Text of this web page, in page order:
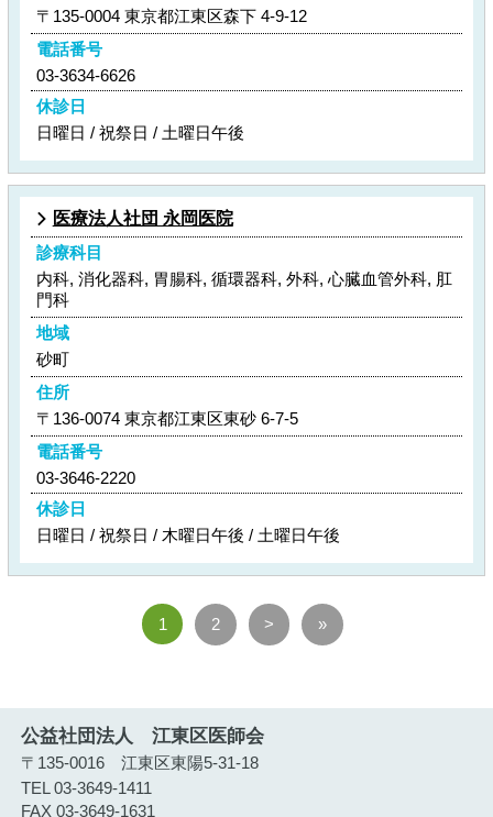
〒135-0004 東京都江東区森下 4-9-12
電話番号
03-3634-6626
休診日
日曜日 / 祝祭日 / 土曜日午後
医療法人社団 永岡医院
診療科目
内科, 消化器科, 胃腸科, 循環器科, 外科, 心臓血管外科, 肛
門科
地域
砂町
住所
〒136-0074 東京都江東区東砂 6-7-5
電話番号
03-3646-2220
休診日
日曜日 / 祝祭日 / 木曜日午後 / 土曜日午後
1 2 > »
公益社団法人 江東区医師会
〒135-0016 江東区東陽5-31-18
TEL 03-3649-1411
FAX 03-3649-1631